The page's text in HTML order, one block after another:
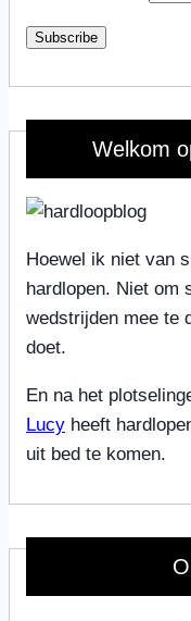
Subscribe
Welkom
Hoewel ik niet van
hardlopen. Niet om
wedstrijden mee te
doet.
En na het
Lucy heeft
uit bed te komen.